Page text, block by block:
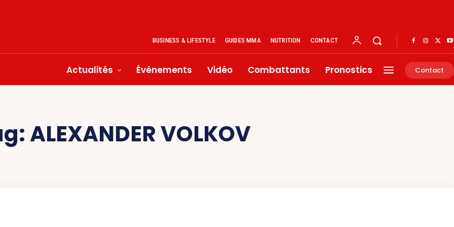
BUSINESS & LIFESTYLE GUIDES MMA NUTRITION CONTACT
Actualités Événements Vidéo Combattants Pronostics Contact
ALEXANDER VOLKOV